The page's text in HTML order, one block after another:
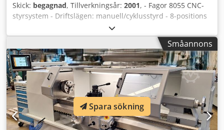
Skick: begagnad, Tillverkningsår: 2001, - Fagor 8055 CNC-
styrsystem - Driftslägen: manuell/cyklusstyrd - 8-positions
revolverhuvud VDI30 - Helrenoverad 2023 - Tillverkningsår
2001 Tekniska data Kapacitet: - Spetshöjd: 200 mm
Dwedpfx Asvf I Dioh Dsa - Spetsavstånd: 1000 mm -
Tillåten Ø över bädd: 400 mm - Tillåten Ø över längssläde:
370 mm - Tillåten Ø över tvärsläde: 210 mm - Bäddbredd:
300 mm Spindellåda: - Huvudspindels genomgångshål: 65
mm - Huvudspindelnos: Camlock-nr 6 / DIN 55027-nr 6 -
Morsekon huvudspindel: MK5 - Spindelvarvtal: 2 områden
- Konstant skärhastighet: 0–750 / 750–3000 varv/min
Matningar: - Arbetsmatning Z/X: 0–7000 mm/min -
Småannons
Spara sökning